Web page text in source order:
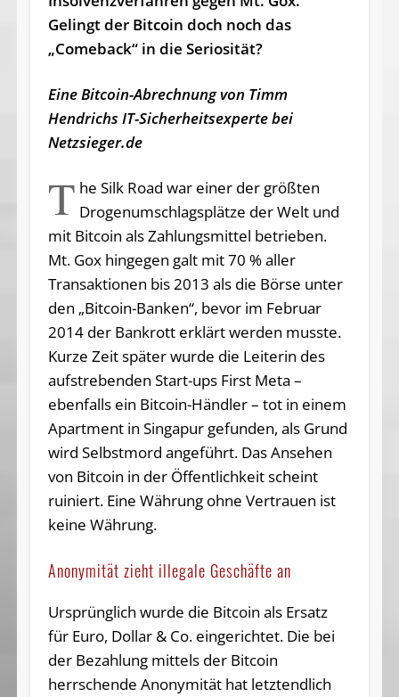
Gelingt der Bitcoin doch noch das
„Comeback“ in die Seriosität?
Eine Bitcoin-Abrechnung von Timm
Hendrichs IT-Sicherheitsexperte bei
Netzsieger.de
T he Silk Road war einer der größten
Drogenumschlagsplätze der Welt und
mit Bitcoin als Zahlungsmittel betrieben.
Mt. Gox hingegen galt mit 70 % aller
Transaktionen bis 2013 als die Börse unter
den „Bitcoin-Banken“, bevor im Februar
2014 der Bankrott erklärt werden musste.
Kurze Zeit später wurde die Leiterin des
aufstrebenden Start-ups First Meta –
ebenfalls ein Bitcoin-Händler – tot in einem
Apartment in Singapur gefunden, als Grund
wird Selbstmord angeführt. Das Ansehen
von Bitcoin in der Öffentlichkeit scheint
ruiniert. Eine Währung ohne Vertrauen ist
keine Währung.
Anonymität zieht illegale Geschäfte an
Ursprünglich wurde die Bitcoin als Ersatz
für Euro, Dollar & Co. eingerichtet. Die bei
der Bezahlung mittels der Bitcoin
herrschende Anonymität hat letztendlich